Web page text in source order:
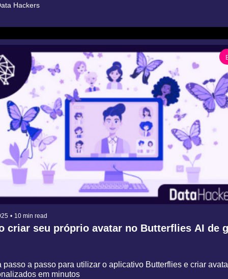
Hackers
• 10 min read
criar seu próprio avatar no Butterflies AI de
passo a passo para utilizar o aplicativo Butterflies e criar
em minutos